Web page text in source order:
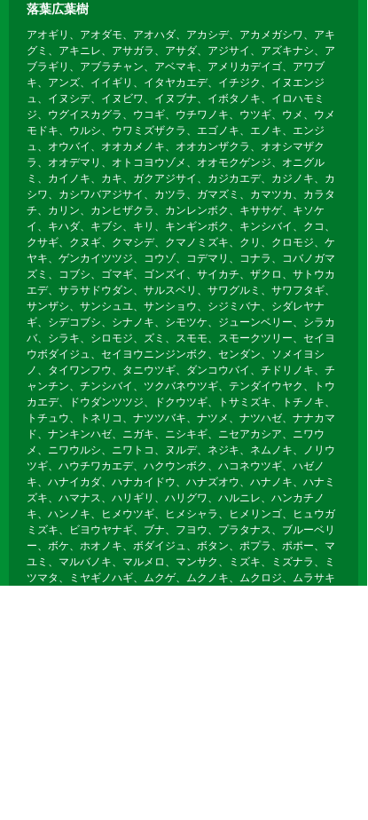
落葉広葉樹
アオギリ、アオダモ、アオハダ、アカシデ、アカメガシワ、アキ
グミ、アキニレ、アサガラ、アサダ、アジサイ、アズキナシ、ア
ブラギリ、アブラチャン、アベマキ、アメリカデイゴ、アワブ
キ、アンズ、イイギリ、イタヤカエデ、イチジク、イヌエンジ
ュ、イヌシデ、イヌビワ、イヌブナ、イボタノキ、イロハモミ
ジ、ウグイスカグラ、ウコギ、ウチワノキ、ウツギ、ウメ、ウメ
モドキ、ウルシ、ウワミズザクラ、エゴノキ、エノキ、エンジ
ュ、オウバイ、オオカメノキ、オオカンザクラ、オオシマザク
ラ、オオデマリ、オトコヨウゾメ、オオモクゲンジ、オニグル
ミ、カイノキ、カキ、ガクアジサイ、カジカエデ、カジノキ、カ
シワ、カシワバアジサイ、カツラ、ガマズミ、カマツカ、カラタ
チ、カリン、カンヒザクラ、カンレンボク、キササゲ、キソケ
イ、キハダ、キブシ、キリ、キンギンボク、キンシバイ、クコ、
クサギ、クヌギ、クマシデ、クマノミズキ、クリ、クロモジ、ケ
ヤキ、ゲンカイツツジ、コウゾ、コデマリ、コナラ、コバノガマ
ズミ、コブシ、ゴマギ、ゴンズイ、サイカチ、ザクロ、サトウカ
エデ、サラサドウダン、サルスベリ、サワグルミ、サワフタギ、
サンザシ、サンシュユ、サンショウ、シジミバナ、シダレヤナ
ギ、シデコブシ、シナノキ、シモツケ、ジューンベリー、シラカ
バ、シラキ、シロモジ、ズミ、スモモ、スモークツリー、セイヨ
ウボダイジュ、セイヨウニンジンボク、センダン、ソメイヨシ
ノ、タイワンフウ、タニウツギ、ダンコウバイ、チドリノキ、チ
ャンチン、チンシバイ、ツクバネウツギ、テンダイウヤク、トウ
カエデ、ドウダンツツジ、ドクウツギ、トサミズキ、トチノキ、
トチュウ、トネリコ、ナツツバキ、ナツメ、ナツハゼ、ナナカマ
ド、ナンキンハゼ、ニガキ、ニシキギ、ニセアカシア、ニワウ
メ、ニワウルシ、ニワトコ、ヌルデ、ネジキ、ネムノキ、ノリウ
ツギ、ハウチワカエデ、ハクウンボク、ハコネウツギ、ハゼノ
キ、ハナイカダ、ハナカイドウ、ハナズオウ、ハナノキ、ハナミ
ズキ、ハマナス、ハリギリ、ハリグワ、ハルニレ、ハンカチノ
キ、ハンノキ、ヒメウツギ、ヒメシャラ、ヒメリンゴ、ヒュウガ
ミズキ、ビヨウヤナギ、ブナ、フヨウ、プラタナス、ブルーベリ
ー、ボケ、ホオノキ、ボダイジュ、ボタン、ポプラ、ポポー、マ
ユミ、マルバノキ、マルメロ、マンサク、ミズキ、ミズナラ、ミ
ツマタ、ミヤギノハギ、ムクゲ、ムクノキ、ムクロジ、ムラサキ